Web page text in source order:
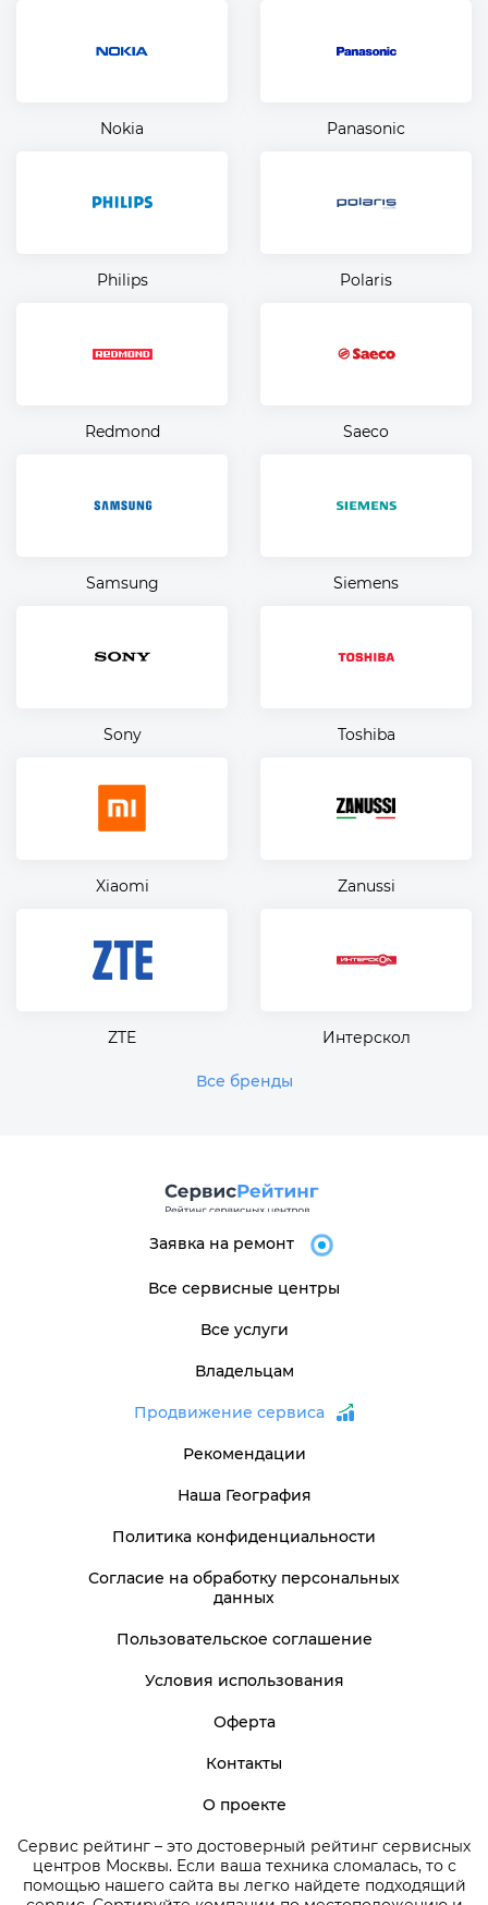
Nokia Panasonic
Philips Polaris
Redmond Saeco
Samsung Siemens
Sony Toshiba
Xiaomi Zanussi
ZTE Интерскол
Все бренды
Сервис рейтинг – это достоверный рейтинг сервисных
центров Москвы. Если ваша техника сломалась, то с
помощью нашего сайта вы легко найдете подходящий
Заявка на ремонт
Все сервисные центры
Все услуги
Владельцам
Продвижение сервиса
Рекомендации
Наша География
Политика конфиденциальности
Согласие на обработку персональных
данных
Пользовательское соглашение
Условия использования
Оферта
Контакты
О проекте